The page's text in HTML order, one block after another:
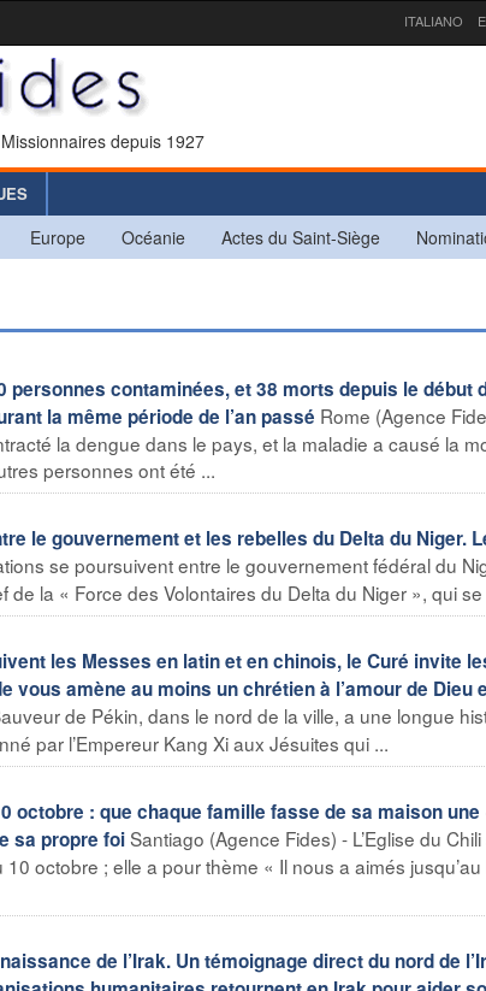
ITALIANO
depuis 1927
Europe Océanie Actes du Saint-Siège
personnes contaminées, et 38 morts depuis le début
la même période de l’an passé Rome (Agence
la dengue dans le pays, et la maladie a causé la
personnes ont été ...
le gouvernement et les rebelles du Delta du Niger.
se poursuivent entre le gouvernement fédéral du
la « Force des Volontaires du Delta du Niger », qui se
les Messes en latin et en chinois, le Curé invite
amène au moins un chrétien à l’amour de Dieu
de Pékin, dans le nord de la ville, a une longue
par l’Empereur Kang Xi aux Jésuites qui ...
octobre : que chaque famille fasse de sa maison une
sa propre foiSantiago (Agence Fides) - L’Eglise du Chili
octobre ; elle a pour thème « Il nous a aimés jusqu’au
de l’Irak. Un témoignage direct du nord de